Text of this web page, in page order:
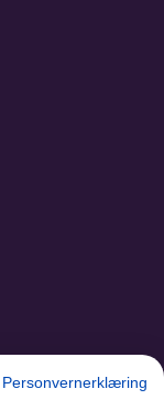
Personvernerklæring